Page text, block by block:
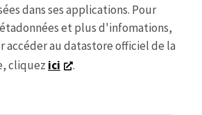
dans ses applications. Pour
et plus d'infomations,
accéder au datastore officiel de la
cliquez ici .